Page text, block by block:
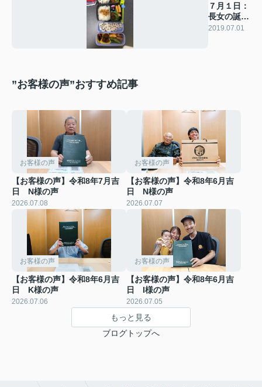
７月１日：
長女の誕生
日
2019.07.01
”お客様の声”おすすめ記事
お客様の声
【お客様の声】令和8年7月吉
日 N様の声
2026.07.08
お客様の声
【お客様の声】令和8年6月吉
日 N様の声
2026.07.07
お客様の声
【お客様の声】令和8年6月吉
日 K様の声
2026.07.06
お客様の声
【お客様の声】令和8年6月吉
日 I様の声
2026.07.05
もっと見る
ブログトップへ